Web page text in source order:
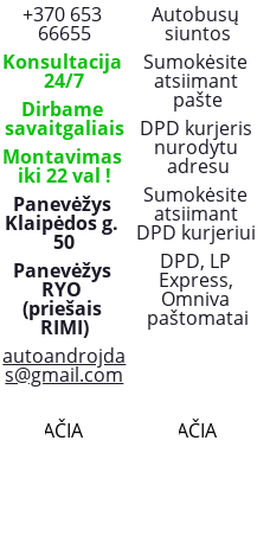
+370 653
66655
Konsultacija
24/7
Dirbame
savaitgaliais
Montavimas
iki 22 val !
Panevėžys
Klaipėdos g.
50
Panevėžys
RYO
(priešais
RIMI)
autoandrojda
s@gmail.com
PLAČIAU..
Autobusų
siuntos
Sumokėsite
atsiimant
pašte
DPD kurjeris
nurodytu
adresu
Sumokėsite
atsiimant
DPD kurjeriui
DPD, LP
Express,
Omniva
paštomatai
PLAČIAU..